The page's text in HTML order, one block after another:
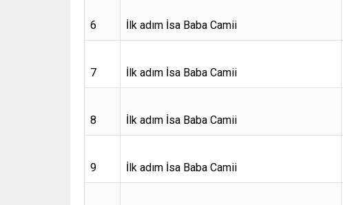
6 İlk adım İsa Baba Camii
7 İlk adım İsa Baba Camii
8 İlk adım İsa Baba Camii
9 İlk adım İsa Baba Camii